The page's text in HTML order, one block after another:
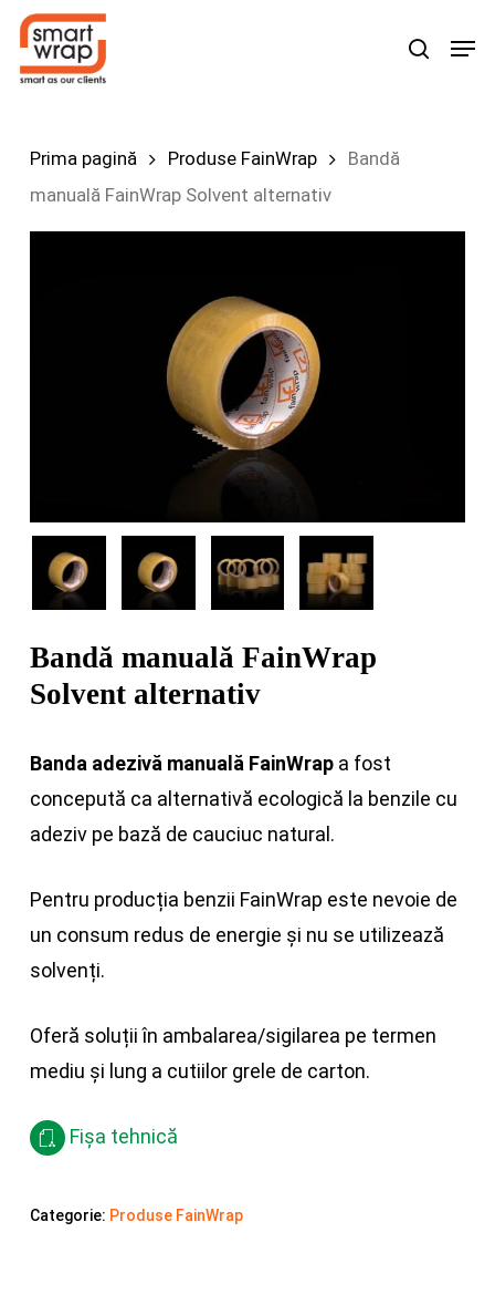
Skip
main
search
Prima pagină Produse FainWrap
Bandă
manuală FainWrap Solvent alternativ
Bandă manuală FainWrap
Solvent alternativ
Banda adezivă manuală FainWrapa fost
concepută ca alternativă ecologică la benzile cu
adeziv pe bază de cauciuc natural.
Pentru producția benzii FainWrap este nevoie de
un consum redus de energie și nu se utilizează
solvenți.
Oferă soluții în ambalarea/sigilarea pe termen
mediu și lung a cutiilor grele de carton.
Fișa tehnică
Categorie: Produse FainWrap